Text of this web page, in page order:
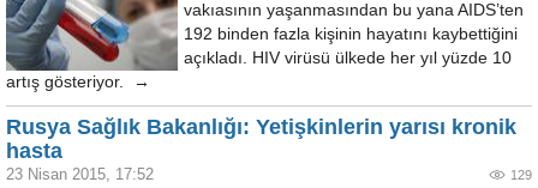
vakıasının yaşanmasından bu yana AIDS’ten
192 binden fazla kişinin hayatını kaybettiğini
açıkladı. HIV virüsü ülkede her yıl yüzde 10
artış gösteriyor. →
Rusya Sağlık Bakanlığı: Yetişkinlerin yarısı kronik
hasta
23 Nisan 2015, 17:52 129